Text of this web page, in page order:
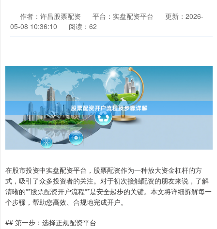
作者：许昌股票配资 平台：实盘配资平台
更新：2026-
05-08 10:36:10
阅读：62
在股市投资中实盘配资平台，股票配资作为一种放大资金杠杆的方
式，吸引了众多投资者的关注。对于初次接触配资的朋友来说，了解
清晰的**股票配资开户流程**是安全起步的关键。本文将详细拆解每一
个步骤，帮助您高效、合规地完成开户。
## 第一步：选择正规配资平台